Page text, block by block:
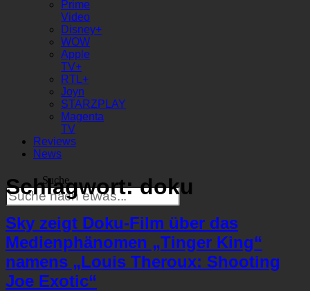
Prime
Video
Disney+
WOW
Apple
TV+
RTL+
Joyn
STARZPLAY
Magenta
TV
Reviews
News
Suche
Schlagwort:doku
Sky zeigt Doku-Film über das
Medienphänomen „Tinger King“
namens „Louis Theroux: Shooting
Joe Exotic“